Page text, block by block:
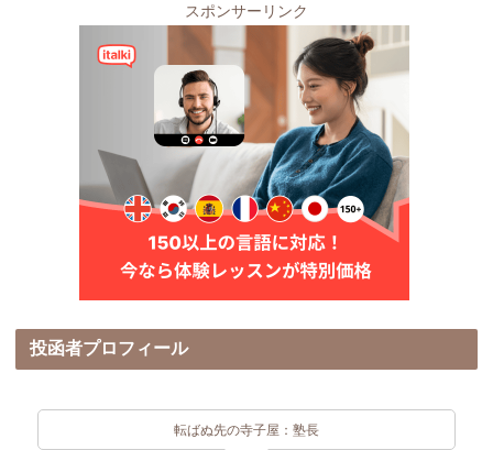
スポンサーリンク
投函者プロフィール
転ばぬ先の寺子屋：塾長